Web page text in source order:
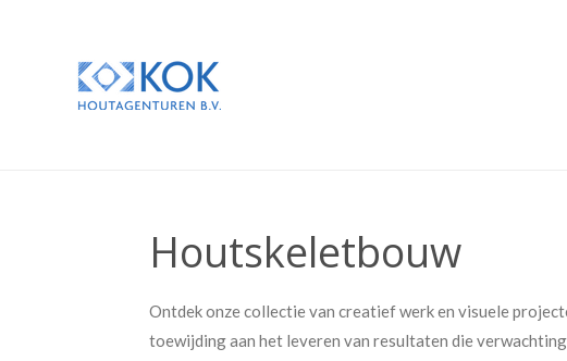
Houtskeletbouw
Ontdek onze collectie van creatief werk en visuele
toewijding aan het leveren van resultaten die